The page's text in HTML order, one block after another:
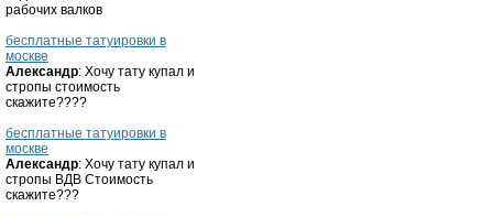
рабочих валков
бесплатные татуировки в
москве
Александр: Хочу тату купал и
стропы стоимость
скажите????
бесплатные татуировки в
москве
Александр: Хочу тату купал и
стропы ВДВ Стоимость
скажите???